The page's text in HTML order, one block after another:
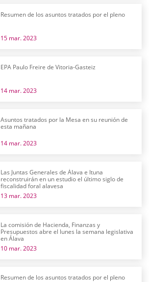
Resumen de los asuntos tratados por el pleno
15 mar. 2023
EPA Paulo Freire de Vitoria-Gasteiz
14 mar. 2023
Asuntos tratados por la Mesa en su reunión de
esta mañana
14 mar. 2023
Las Juntas Generales de Álava e Ituna
reconstruirán en un estudio el último siglo de
fiscalidad foral alavesa
13 mar. 2023
La comisión de Hacienda, Finanzas y
Presupuestos abre el lunes la semana legislativa
en Álava
10 mar. 2023
Resumen de los asuntos tratados por el pleno